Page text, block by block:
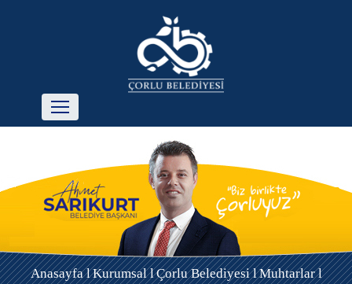
Anasayfa lKurumsal lÇorlu Belediyesi lMuhtarlar l